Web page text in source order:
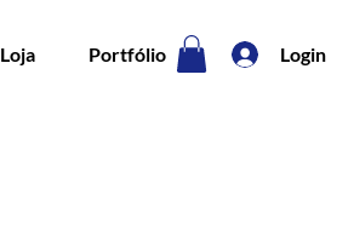
Loja Portfólio Login